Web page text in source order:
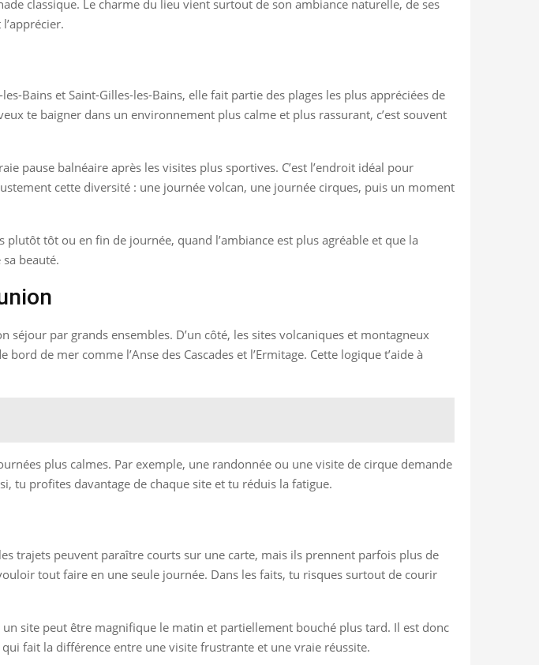
classique. Le charme du lieu vient surtout de son ambiance naturelle, de ses
Bains et Saint-Gilles-les-Bains, elle fait partie des plages les plus appréciées de
te baigner dans un environnement plus calme et plus rassurant, c’est souvent
pause balnéaire après les visites plus sportives. C’est l’endroit idéal pour
cette diversité : une journée volcan, une journée cirques, puis un moment
tôt ou en fin de journée, quand l’ambiance est plus agréable et que la
beauté.
par grands ensembles. D’un côté, les sites volcaniques et montagneux
de mer comme l’Anse des Cascades et l’Ermitage. Cette logique t’aide à
plus calmes. Par exemple, une randonnée ou une visite de cirque demande
tu profites davantage de chaque site et tu réduis la fatigue.
trajets peuvent paraître courts sur une carte, mais ils prennent parfois plus de
tout faire en une seule journée. Dans les faits, tu risques surtout de courir
site peut être magnifique le matin et partiellement bouché plus tard. Il est donc
fait la différence entre une visite frustrante et une vraie réussite.